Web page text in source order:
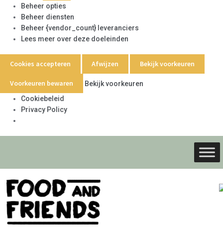
Beheer opties
Beheer diensten
Beheer {vendor_count} leveranciers
Lees meer over deze doeleinden
Cookies accepteren Afwijzen Bekijk voorkeuren
Voorkeuren bewaren
Bekijk voorkeuren
Cookiebeleid
Privacy Policy
Ga
door
naar
Ga
naar
de